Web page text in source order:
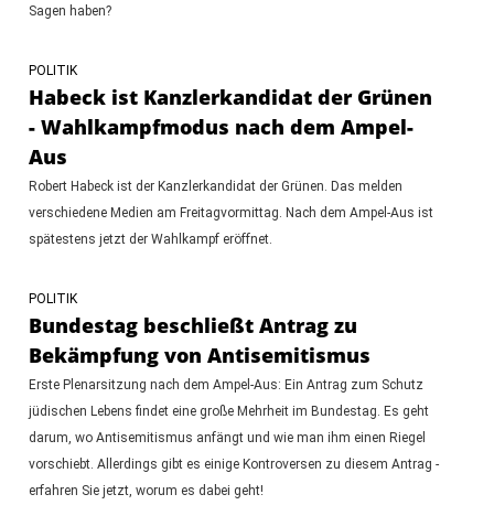
Sagen haben?
POLITIK
Habeck ist Kanzlerkandidat der Grünen
- Wahlkampfmodus nach dem Ampel-
Aus
Robert Habeck ist der Kanzlerkandidat der Grünen. Das melden
verschiedene Medien am Freitagvormittag. Nach dem Ampel-Aus ist
spätestens jetzt der Wahlkampf eröffnet.
POLITIK
Bundestag beschließt Antrag zu
Bekämpfung von Antisemitismus
Erste Plenarsitzung nach dem Ampel-Aus: Ein Antrag zum Schutz
jüdischen Lebens findet eine große Mehrheit im Bundestag. Es geht
darum, wo Antisemitismus anfängt und wie man ihm einen Riegel
vorschiebt. Allerdings gibt es einige Kontroversen zu diesem Antrag -
erfahren Sie jetzt, worum es dabei geht!